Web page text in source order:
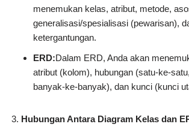
menemukan kelas, atribut, metode,
generalisasi/spesialisasi (pewarisan),
ketergantungan.
ERD:Dalam ERD, Anda akan
atribut (kolom), hubungan (satu-ke-
banyak-ke-banyak), dan kunci (kunci
Hubungan Antara Diagram Kelas dan